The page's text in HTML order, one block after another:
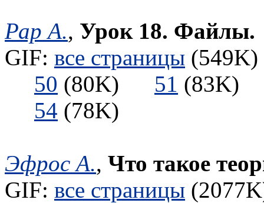
Рар А., Урок 18. Файлы.
GIF: все страницы
50 (80K) 51
54 (78K)
Эфрос А., Что такое
GIF: все страницы